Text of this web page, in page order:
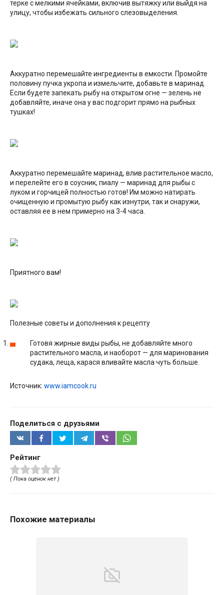
терке с мелкими ячейками, включив вытяжку или выйдя на
улицу, чтобы избежать сильного слезовыделения.
Аккуратно перемешайте ингредиенты в емкости. Промойте
половину пучка укропа и измельчите, добавьте в маринад.
Если будете запекать рыбу на открытом огне — зелень не
добавляйте, иначе она у вас подгорит прямо на рыбных
тушках!
Аккуратно перемешайте маринад, влив растительное масло,
и перелейте его в соусник, пиалу — маринад для рыбы с
луком и горчицей полностью готов! Им можно натирать
очищенную и промытую рыбу как изнутри, так и снаружи,
оставляя ее в нем примерно на 3-4 часа.
Приятного вам!
Полезные советы и дополнения к рецепту
Готовя жирные виды рыбы, не добавляйте много
растительного масла, и наоборот — для маринования
судака, леща, карася вливайте масла чуть больше.
Источник: www.iamcook.ru
Поделиться с друзьями
Рейтинг
( Пока оценок нет )
Похожие материалы